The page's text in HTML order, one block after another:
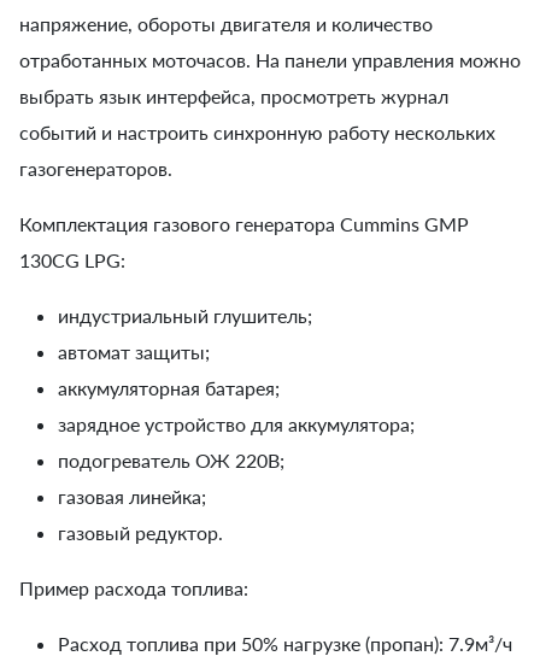
напряжение, обороты двигателя и количество
отработанных моточасов. На панели управления можно
выбрать язык интерфейса, просмотреть журнал
событий и настроить синхронную работу нескольких
газогенераторов.
Комплектация газового генератора Cummins GMP
130CG LPG:
индустриальный глушитель;
автомат защиты;
аккумуляторная батарея;
зарядное устройство для аккумулятора;
подогреватель ОЖ 220В;
газовая линейка;
газовый редуктор.
Пример расхода топлива:
Расход топлива при 50% нагрузке (пропан): 7.9м³/ч